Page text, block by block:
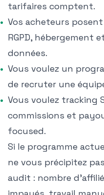
tarifaires comptent.
Vos acheteurs
RGPD, hébergement
données.
Vous voulez un
de recruter une
Vous voulez tracking
commissions et
focused.
Si le programme
ne vous précipitez
audit : nombre